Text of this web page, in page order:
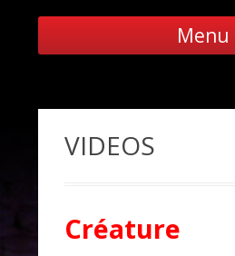
Menu
Aller
VIDEOS
Créature